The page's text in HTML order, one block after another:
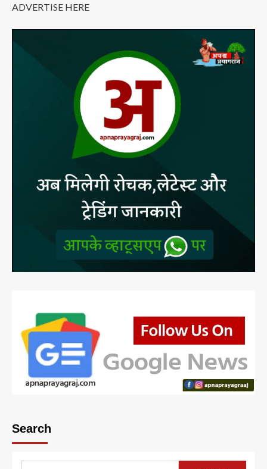
ADVERTISE HERE
Search